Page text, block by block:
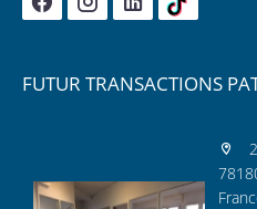
FUTUR TRANSACTIONS